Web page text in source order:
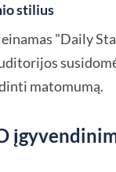
stilius
"Daily
matomumą.